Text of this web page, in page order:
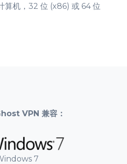
算机，32 位 (x86) 或 64 位
VPN 兼容：
7